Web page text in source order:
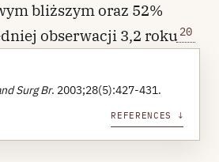
bliższym oraz 52%
obserwacji 3,2 roku20
Surg Br. 2003;28(5):427-431.
REFERENCES ↓